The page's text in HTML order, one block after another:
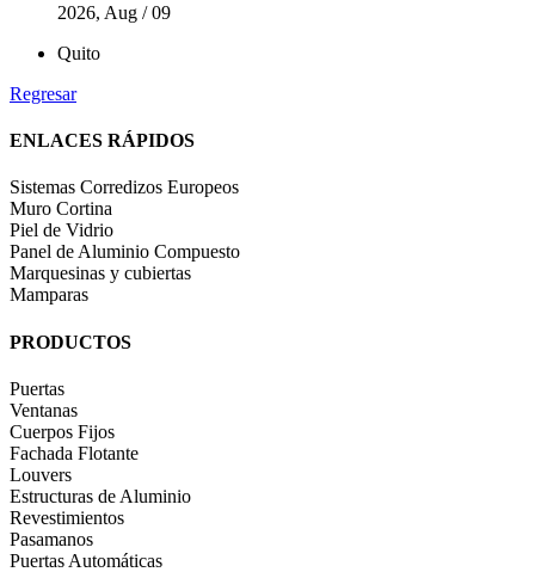
2026, Aug / 09
Quito
Regresar
ENLACES RÁPIDOS
Sistemas Corredizos Europeos
Muro Cortina
Piel de Vidrio
Panel de Aluminio Compuesto
Marquesinas y cubiertas
Mamparas
PRODUCTOS
Puertas
Ventanas
Cuerpos Fijos
Fachada Flotante
Louvers
Estructuras de Aluminio
Revestimientos
Pasamanos
Puertas Automáticas